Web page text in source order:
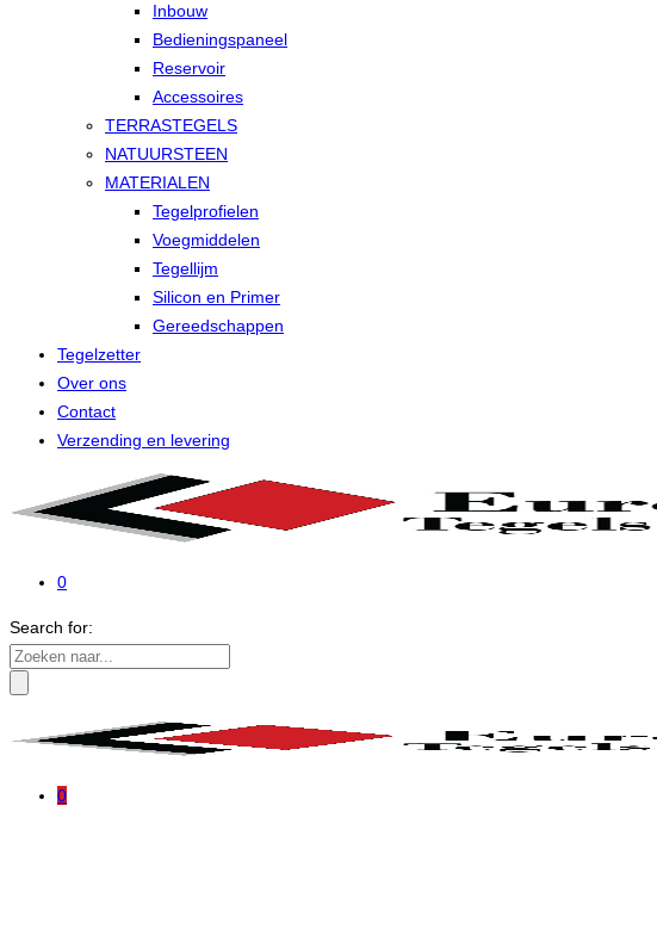
Inbouw
Bedieningspaneel
Reservoir
Accessoires
TERRASTEGELS
NATUURSTEEN
MATERIALEN
Tegelprofielen
Voegmiddelen
Tegellijm
Silicon en Primer
Gereedschappen
Tegelzetter
Over ons
Contact
Verzending en levering
0
Search for:
0